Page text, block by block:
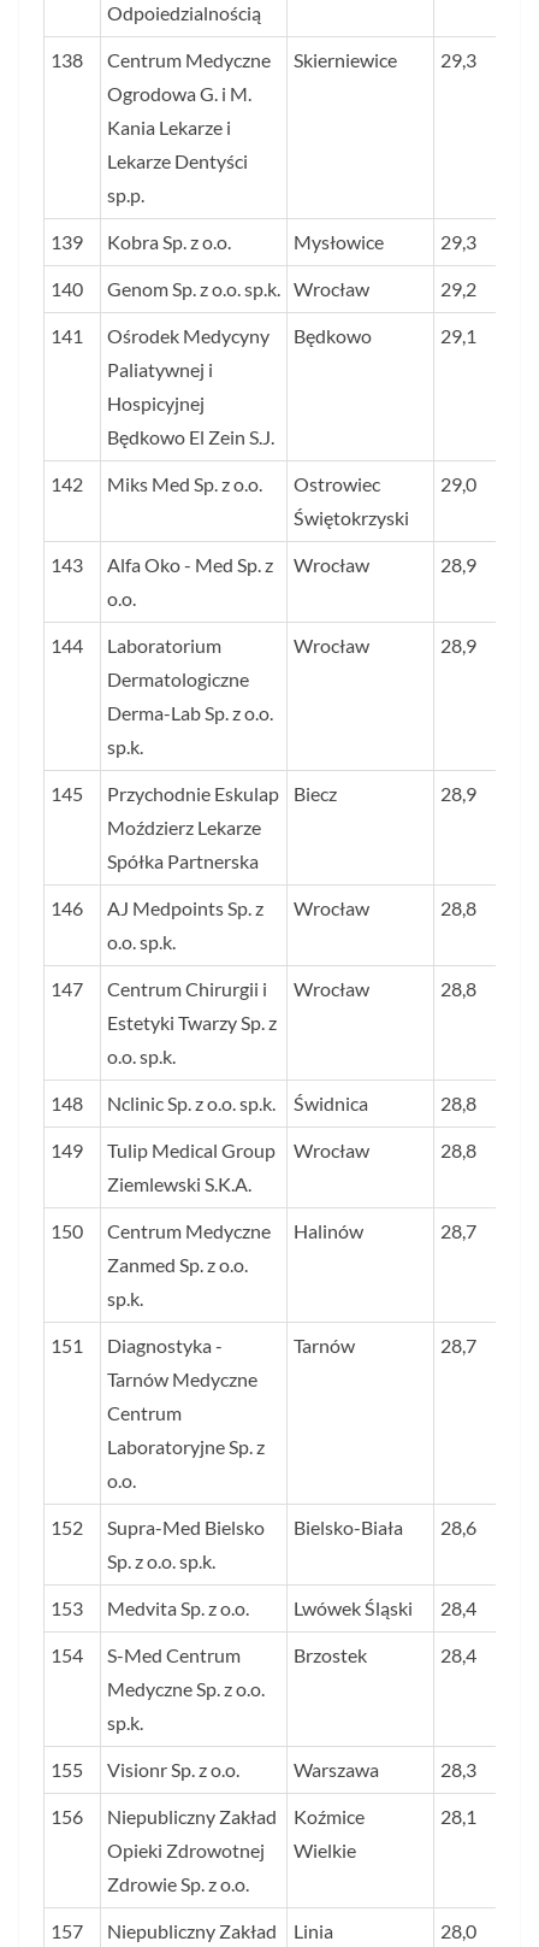
Odpoiedzialnością
138
Centrum Medyczne
Ogrodowa G. i M.
Kania Lekarze i
Lekarze Dentyści
sp.p.
Skierniewice 29,3
139 Kobra Sp. z o.o. Mysłowice 29,3
140 Genom Sp. z o.o. sp.k. Wrocław 29,2
141
Ośrodek Medycyny
Paliatywnej i
Hospicyjnej
Będkowo El Zein S.J.
Będkowo 29,1
142 Miks Med Sp. z o.o.
Ostrowiec
Świętokrzyski
29,0
143
Alfa Oko - Med Sp. z
o.o.
Wrocław 28,9
144
Laboratorium
Dermatologiczne
Derma-Lab Sp. z o.o.
sp.k.
Wrocław 28,9
145
Przychodnie Eskulap
Moździerz Lekarze
Spółka Partnerska
Biecz 28,9
146
AJ Medpoints Sp. z
o.o. sp.k.
Wrocław 28,8
147
Centrum Chirurgii i
Estetyki Twarzy Sp. z
o.o. sp.k.
Wrocław 28,8
148 Nclinic Sp. z o.o. sp.k. Świdnica 28,8
149
Tulip Medical Group
Ziemlewski S.K.A.
Wrocław 28,8
150
Centrum Medyczne
Zanmed Sp. z o.o.
sp.k.
Halinów 28,7
151
Diagnostyka -
Tarnów Medyczne
Centrum
Laboratoryjne Sp. z
o.o.
Tarnów 28,7
152
Supra-Med Bielsko
Sp. z o.o. sp.k.
Bielsko-Biała 28,6
153 Medvita Sp. z o.o. Lwówek Śląski 28,4
154
S-Med Centrum
Medyczne Sp. z o.o.
sp.k.
Brzostek 28,4
155 Visionr Sp. z o.o. Warszawa 28,3
156
Niepubliczny Zakład
Opieki Zdrowotnej
Zdrowie Sp. z o.o.
Koźmice
Wielkie
28,1
157 Niepubliczny Zakład Linia 28,0